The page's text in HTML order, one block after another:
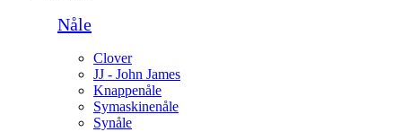
Nåle
Clover
JJ - John James
Knappenåle
Symaskinenåle
Synåle